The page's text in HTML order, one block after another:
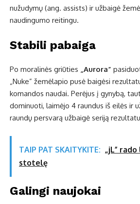
nužudymų (ang. assists) ir užbaigė
naudingumo reitingu.
Stabili pabaiga
Po moralinės griūties „Aurora”
„Nuke” žemėlapio pusė baigėsi
komandos naudai. Perėjus į gynybą,
dominuoti, laimėjo 4 raundus iš eilės ir
raundų persvarą užbaigė seriją rezultatu
TAIP PAT SKAITYKITE: „jL”
stotelę
Galingi naujokai